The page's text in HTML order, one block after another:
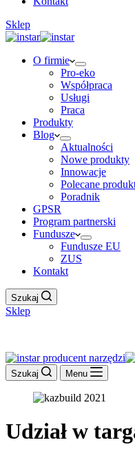
Sklep
O firmie
Pro-eko
Współpraca
Usługi
Praca
Produkty
Blog
Aktualności
Nowe produkty
Innowacje
Polecane
Poradnik
GPSR
Program partnerski
Fundusze
Fundusze EU
ZUS
Kontakt
Szukaj
Sklep
Szukaj Menu
Udział w